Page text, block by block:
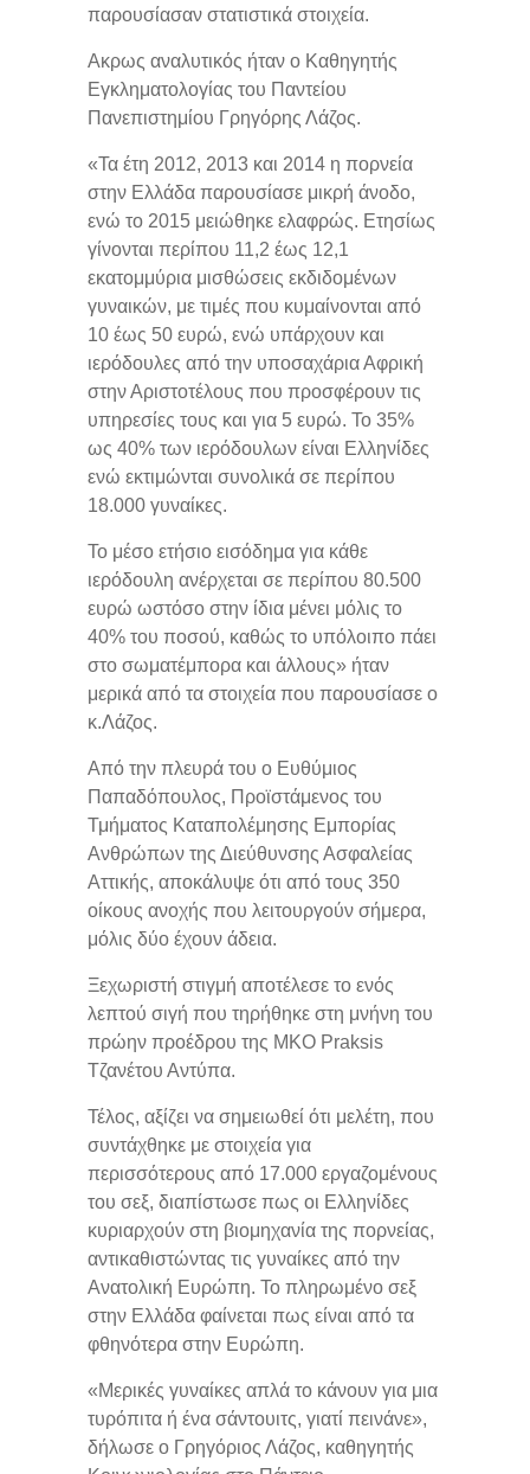
παρουσίασαν στατιστικά στοιχεία.
Ακρως αναλυτικός ήταν ο Καθηγητής
Εγκληματολογίας του Παντείου
Πανεπιστημίου Γρηγόρης Λάζος.
«Τα έτη 2012, 2013 και 2014 η πορνεία
στην Ελλάδα παρουσίασε μικρή άνοδο,
ενώ το 2015 μειώθηκε ελαφρώς. Ετησίως
γίνονται περίπου 11,2 έως 12,1
εκατομμύρια μισθώσεις εκδιδομένων
γυναικών, με τιμές που κυμαίνονται από
10 έως 50 ευρώ, ενώ υπάρχουν και
ιερόδουλες από την υποσαχάρια Αφρική
στην Αριστοτέλους που προσφέρουν τις
υπηρεσίες τους και για 5 ευρώ. Το 35%
ως 40% των ιερόδουλων είναι Ελληνίδες
ενώ εκτιμώνται συνολικά σε περίπου
18.000 γυναίκες.
Το μέσο ετήσιο εισόδημα για κάθε
ιερόδουλη ανέρχεται σε περίπου 80.500
ευρώ ωστόσο στην ίδια μένει μόλις το
40% του ποσού, καθώς το υπόλοιπο πάει
στο σωματέμπορα και άλλους» ήταν
μερικά από τα στοιχεία που παρουσίασε ο
κ.Λάζος.
Από την πλευρά του ο Ευθύμιος
Παπαδόπουλος, Προϊστάμενος του
Τμήματος Καταπολέμησης Εμπορίας
Ανθρώπων της Διεύθυνσης Ασφαλείας
Αττικής, αποκάλυψε ότι από τους 350
οίκους ανοχής που λειτουργούν σήμερα,
μόλις δύο έχουν άδεια.
Ξεχωριστή στιγμή αποτέλεσε το ενός
λεπτού σιγή που τηρήθηκε στη μνήνη του
πρώην προέδρου της ΜΚΟ Praksis
Τζανέτου Αντύπα.
Τέλος, αξίζει να σημειωθεί ότι μελέτη, που
συντάχθηκε με στοιχεία για
περισσότερους από 17.000 εργαζομένους
του σεξ, διαπίστωσε πως οι Ελληνίδες
κυριαρχούν στη βιομηχανία της πορνείας,
αντικαθιστώντας τις γυναίκες από την
Ανατολική Ευρώπη. Το πληρωμένο σεξ
στην Ελλάδα φαίνεται πως είναι από τα
φθηνότερα στην Ευρώπη.
«Μερικές γυναίκες απλά το κάνουν για μια
τυρόπιτα ή ένα σάντουιτς, γιατί πεινάνε»,
δήλωσε ο Γρηγόριος Λάζος, καθηγητής